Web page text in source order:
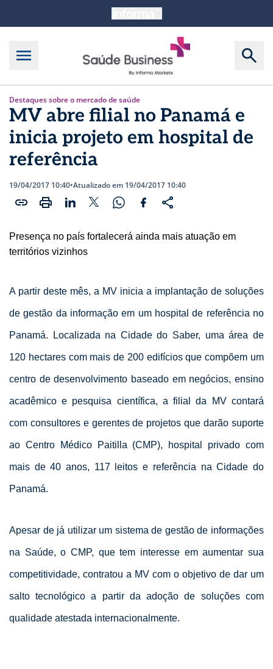
Destaques sobre o mercado de saúde
MV abre filial no Panamá e
inicia projeto em hospital de
referência
19/04/2017 10:40•Atualizado em 19/04/2017 10:40
Presença no país fortalecerá ainda mais atuação em
territórios vizinhos
A partir deste mês, a MV inicia a implantação de soluções
de gestão da informação em um hospital de referência no
Panamá. Localizada na Cidade do Saber, uma área de
120 hectares com mais de 200 edifícios que compõem um
centro de desenvolvimento baseado em negócios, ensino
acadêmico e pesquisa científica, a filial da MV contará
com consultores e gerentes de projetos que darão suporte
ao Centro Médico Paitilla (CMP), hospital privado com
mais de 40 anos, 117 leitos e referência na Cidade do
Panamá.
Apesar de já utilizar um sistema de gestão de informações
na Saúde, o CMP, que tem interesse em aumentar sua
competitividade, contratou a MV com o objetivo de dar um
salto tecnológico a partir da adoção de soluções com
qualidade atestada internacionalmente.